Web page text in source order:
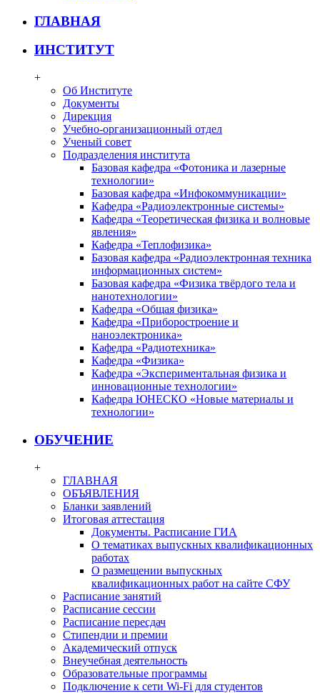
ГЛАВНАЯ
ИНСТИТУТ
+
Об Институте
Документы
Дирекция
Учебно-организационный отдел
Ученый совет
Подразделения института
Базовая кафедра «Фотоника и лазерные
технологии»
Базовая кафедра «Инфокоммуникации»
Кафедра «Радиоэлектронные системы»
Кафедра «Теоретическая физика и волновые
явления»
Кафедра «Теплофизика»
Базовая кафедра «Радиоэлектронная техника
информационных систем»
Базовая кафедра «Физика твёрдого тела и
нанотехнологии»
Кафедра «Общая физика»
Кафедра «Приборостроение и
наноэлектроника»
Кафедра «Радиотехника»
Кафедра «Физика»
Кафедра «Экспериментальная физика и
инновационные технологии»
Кафедра ЮНЕСКО «Новые материалы и
технологии»
ОБУЧЕНИЕ
+
ГЛАВНАЯ
ОБЪЯВЛЕНИЯ
Бланки заявлений
Итоговая аттестация
Документы. Расписание ГИА
О тематиках выпускных квалификационных
работах
О размещении выпускных
квалификационных работ на сайте СФУ
Расписание занятий
Расписание сессии
Расписание пересдач
Стипендии и премии
Академический отпуск
Внеучебная деятельность
Образовательные программы
Подключение к сети Wi-Fi для студентов